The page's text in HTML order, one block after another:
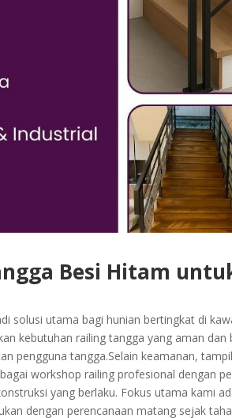
Besi Hitam
solusi utama bagi hunian bertingkat di
kebutuhan railing tangga yang aman dan
pengguna tangga.Selain keamanan,
workshop railing profesional dengan
yang berlaku. Fokus utama kami
dengan perencanaan matang sejak